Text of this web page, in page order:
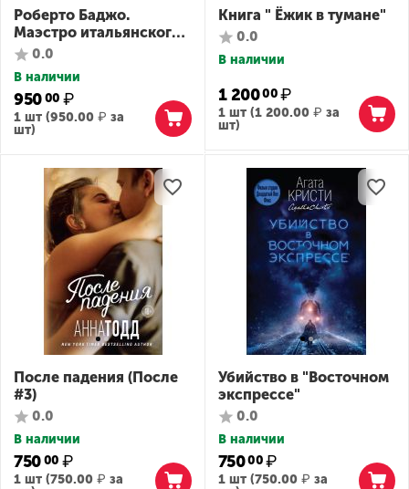
Роберто Баджо.
Маэстро итальянского
футбола
0.0
В наличии
95000 ₽
1 шт (950.00 ₽ за
шт)
Книга " Ёжик в тумане"
0.0
В наличии
1 20000₽
1 шт (1 200.00₽ за
шт)
После падения (После
#3)
0.0
В наличии
75000 ₽
1 шт (750.00 ₽ за
Убийство в "Восточном
экспрессе"
0.0
В наличии
75000₽
1 шт (750.00₽ за